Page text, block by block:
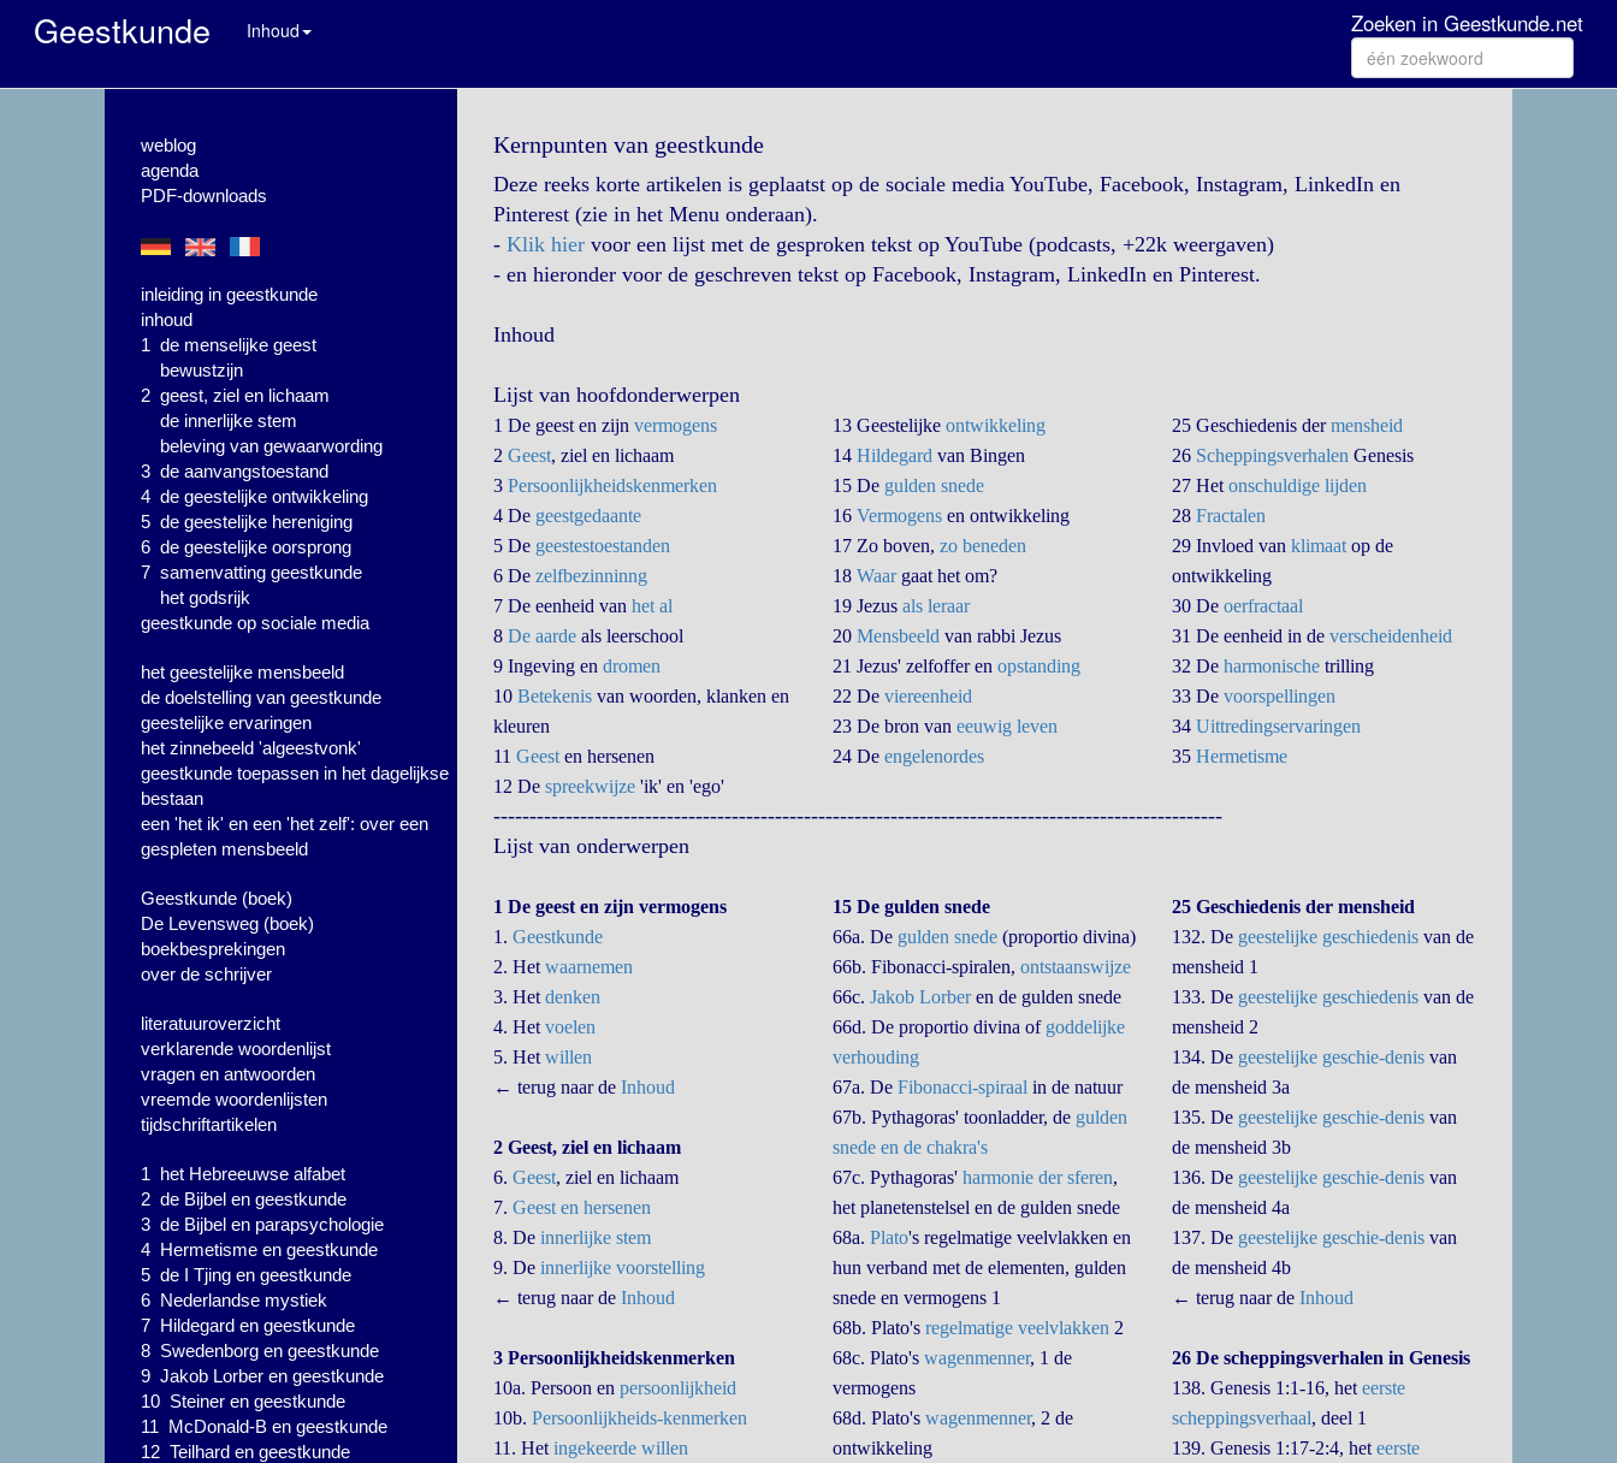
Geestkunde Inhoud Zoeken in Geestkunde.net
weblog
agenda
PDF-downloads
inleiding in geestkunde
inhoud
1 de menselijke geest
bewustzijn
2 geest, ziel en lichaam
de innerlijke stem
beleving van gewaarwording
3 de aanvangstoestand
4 de geestelijke ontwikkeling
5 de geestelijke hereniging
6 de geestelijke oorsprong
7 samenvatting geestkunde
het godsrijk
geestkunde op sociale media
het geestelijke mensbeeld
de doelstelling van geestkunde
geestelijke ervaringen
het zinnebeeld 'algeestvonk'
geestkunde toepassen in het dagelijkse
bestaan
een 'het ik' en een 'het zelf': over een
gespleten mensbeeld
Geestkunde (boek)
De Levensweg (boek)
boekbesprekingen
over de schrijver
literatuuroverzicht
verklarende woordenlijst
vragen en antwoorden
vreemde woordenlijsten
tijdschriftartikelen
1 het Hebreeuwse alfabet
2 de Bijbel en geestkunde
3 de Bijbel en parapsychologie
4 Hermetisme en geestkunde
5 de I Tjing en geestkunde
6 Nederlandse mystiek
7 Hildegard en geestkunde
8 Swedenborg en geestkunde
9 Jakob Lorber en geestkunde
10 Steiner en geestkunde
11 McDonald-B en geestkunde
12 Teilhard en geestkunde
Kernpunten van geestkunde
Deze reeks korte artikelen is geplaatst op de sociale media YouTube, Facebook, Instagram, LinkedIn en
Pinterest (zie in het Menu onderaan).
- Klik hiervoor een lijst met de gesproken tekst op YouTube (podcasts, +22k weergaven)
- en hieronder voor de geschreven tekst op Facebook, Instagram, LinkedIn en Pinterest.
Inhoud
Lijst van hoofdonderwerpen
1 De geest en zijn vermogens
2 Geest, ziel en lichaam
3 Persoonlijkheidskenmerken
4 De geestgedaante
5 De geestestoestanden
6 De zelfbezinninng
7 De eenheid van het al
8 De aardeals leerschool
9 Ingeving en dromen
10 Betekenisvan woorden, klanken en
kleuren
11 Geesten hersenen
12 De spreekwijze'ik' en 'ego'
13 Geestelijke ontwikkeling
14 Hildegard van Bingen
15 De gulden snede
16 Vermogensen ontwikkeling
17 Zo boven, zo beneden
18 Waargaat het om?
19 Jezus als leraar
20 Mensbeeld van rabbi Jezus
21 Jezus' zelfoffer en opstanding
22 De viereenheid
23 De bron van eeuwig leven
24 De engelenordes
25 Geschiedenis dermensheid
26 Scheppingsverhalen Genesis
27 Hetonschuldige lijden
28Fractalen
29 Invloed vanklimaat op de
ontwikkeling
30 Deoerfractaal
31 De eenheid in deverscheidenheid
32 Deharmonische trilling
33 Devoorspellingen
34Uittredingservaringen
35Hermetisme
-----------------------------------------------------------------------------------------------------
Lijst van onderwerpen
1 De geest en zijn vermogens
1. Geestkunde
2. Het waarnemen
3. Het denken
4. Het voelen
5. Het willen
← terug naar de Inhoud
2 Geest, ziel en lichaam
6. Geest, ziel en lichaam
7. Geest en hersenen
8. De innerlijke stem
9. De innerlijke voorstelling
← terug naar de Inhoud
3 Persoonlijkheidskenmerken
10a. Persoon en persoonlijkheid
10b. Persoonlijkheids-kenmerken
11. Het ingekeerde willen
15 De gulden snede
66a. De gulden snede(proportio divina)
66b. Fibonacci-spiralen, ontstaanswijze
66c. Jakob Lorberen de gulden snede
66d. De proportio divina of goddelijke
verhouding
67a. De Fibonacci-spiraal in de natuur
67b. Pythagoras' toonladder, de gulden
snede en de chakra's
67c. Pythagoras' harmonie der sferen,
het planetenstelsel en de gulden snede
68a. Plato's regelmatige veelvlakken en
hun verband met de elementen, gulden
snede en vermogens 1
68b. Plato's regelmatige veelvlakken 2
68c. Plato's wagenmenner, 1 de
vermogens
68d. Plato's wagenmenner, 2 de
ontwikkeling
25 Geschiedenis der mensheid
132. De geestelijke geschiedenis van de
mensheid 1
133. De geestelijke geschiedenis van de
mensheid 2
134. De geestelijke geschie-denis van
de mensheid 3a
135. De geestelijke geschie-denis van
de mensheid 3b
136. De geestelijke geschie-denis van
de mensheid 4a
137. De geestelijke geschie-denis van
de mensheid 4b
← terug naar deInhoud
26 De scheppingsverhalen in Genesis
138. Genesis 1:1-16, heteerste
scheppingsverhaal, deel 1
139. Genesis 1:17-2:4, heteerste